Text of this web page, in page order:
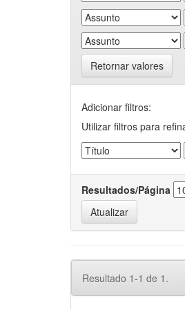
Retornar valores
Adicionar filtros:
Utilizar filtros para
Resultados/Página
Resultado 1-1 de 1.